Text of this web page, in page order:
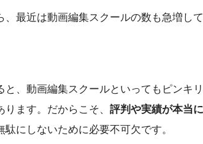
最近は動画編集スクールの数も急増して
と、動画編集スクールといってもピンキ
ります。だからこそ、 評判や実績が本当
にしないために必要不可欠です。